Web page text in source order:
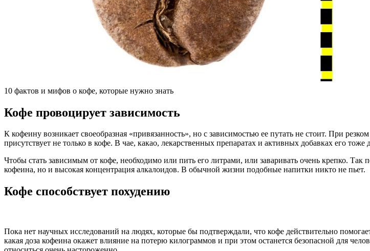
10 фактов и мифов о кофе, которые нужно знать
Кофе провоцирует зависимость
К кофеину возникает своеобразная «привязанность», но с зависимостью ее путать не стоит. При
присутствует не только в кофе. В чае, какао, лекарственных препаратах и активных добавках его тоже
Чтобы стать зависимым от кофе, необходимо или пить его литрами, или заваривать очень крепко.
кофеина, но и высокая концентрация алкалоидов. В обычной жизни подобные напитки никто не пьет.
Кофе способствует похудению
Пока нет научных исследований на людях, которые бы подтверждали, что кофе действительно
какая доза кофеина окажет влияние на потерю килограммов и при этом останется безопасной для